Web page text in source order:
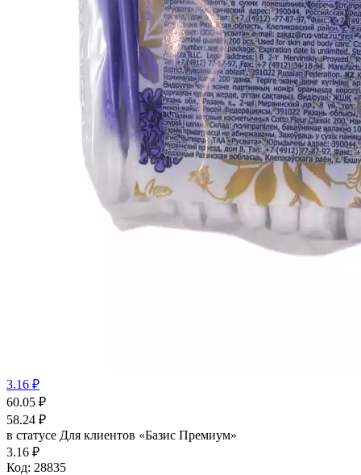
3.16 ₽
60.05 ₽
58.24 ₽
в статусе Для клиентов «Базис Премиум»
3.16 ₽
Код: 28835